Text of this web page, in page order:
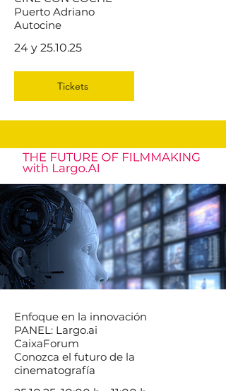
Puerto Adriano
Autocine
24 y 25.10.25
Tickets
Enfoque en la innovación
PANEL: Largo.ai
CaixaForum
Conozca el futuro de la
cinematografía